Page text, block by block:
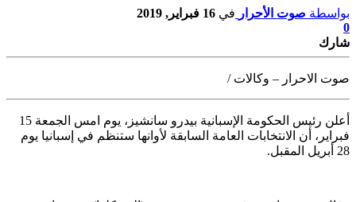
بواسطة صوت الأحرار في 16 فبراير, 2019
0
شارك
صوت الاحرار – وكالات /
أعلن رئيس الحكومة الإسبانية بيدرو سانشيز، يوم امس الجمعة 15
فبراير، أن الانتخابات العامة السابقة لأوانها ستنظم في إسبانيا يوم
28 أبريل المقبل.